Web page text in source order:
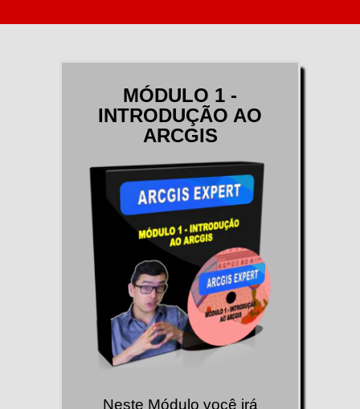
MÓDULO 1 -
INTRODUÇÃO AO
ARCGIS
Neste Módulo você irá